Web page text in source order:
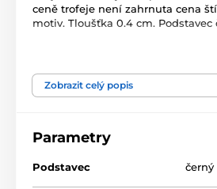
ceně trofeje není zahrnuta cena
motiv. Tloušťka 0.4 cm. Podstavec
Kynologie Acrylic line
Zobrazit celý popis
Parametry
Podstavec černý